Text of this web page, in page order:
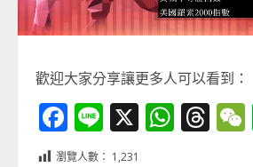
歡迎大家分享讓更多人可以看到：
Facebook
Line
X
瀏覽人數： 1,231